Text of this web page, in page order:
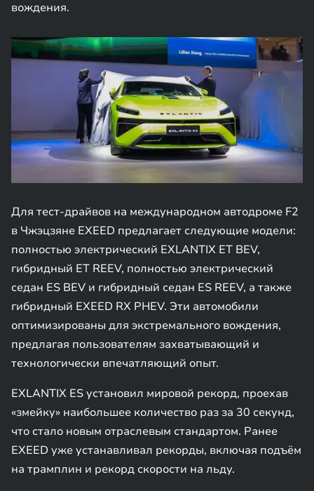
вождения.
Для тест-драйвов на международном автодроме F2
в Чжэцзяне EXEED предлагает следующие модели:
полностью электрический EXLANTIX ET BEV,
гибридный ET REEV, полностью электрический
седан ES BEV и гибридный седан ES REEV, а также
гибридный EXEED RX PHEV. Эти автомобили
оптимизированы для экстремального вождения,
предлагая пользователям захватывающий и
технологически впечатляющий опыт.
EXLANTIX ES установил мировой рекорд, проехав
«змейку» наибольшее количество раз за 30 секунд,
что стало новым отраслевым стандартом. Ранее
EXEED уже устанавливал рекорды, включая подъём
на трамплин и рекорд скорости на льду.